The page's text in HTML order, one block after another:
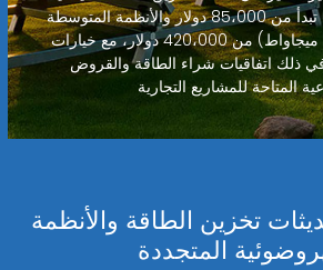
(60-600 كيلوواط) تبدأ من 85،000 دولار والأنظمة المتوسطة
(600 كيلوواط-2.5 ميجاواط) من 420،000 دولار، مع خيارات
ذلك اتفاقيات شراء الطاقة والقروض
تخزين الطاقة والأنظمة
المتجددة